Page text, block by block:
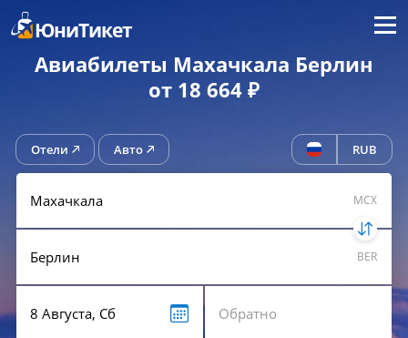
ЮниТикет Меню
Авиабилеты Махачкала Берлин
от 18 664 ₽
Отели Авто RUB
MCX
BER